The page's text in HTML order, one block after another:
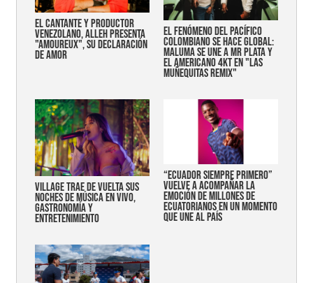
EL CANTANTE Y PRODUCTOR
VENEZOLANO, ALLEH PRESENTA
"AMOUREUX", SU DECLARACIÓN
DE AMOR
EL FENÓMENO DEL PACÍFICO
COLOMBIANO SE HACE GLOBAL:
MALUMA SE UNE A MR PLATA Y
EL AMERICANO 4KT EN "LAS
MUÑEQUITAS REMIX"
Village trae de vuelta sus
noches de música en vivo,
gastronomía y
entretenimiento
“Ecuador siempre primero”
vuelve a acompañar la
emoción de millones de
ecuatorianos en un momento
que une al país